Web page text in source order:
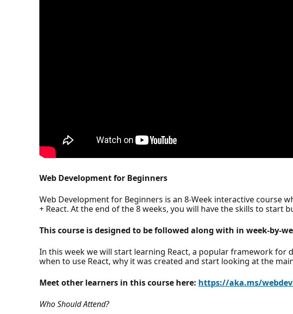
Web Development for Beginners
Web Development for Beginners is an 8-Week interactive course
+ React. At the end of the 8 weeks, you will have the skills to start
This course is designed to be followed along with in week-by-
In this week we will start learning React, a popular framework for
when to use React, why it was created and start looking at the
Meet other learners in this course here: https://aka.ms/
Who Should Attend?